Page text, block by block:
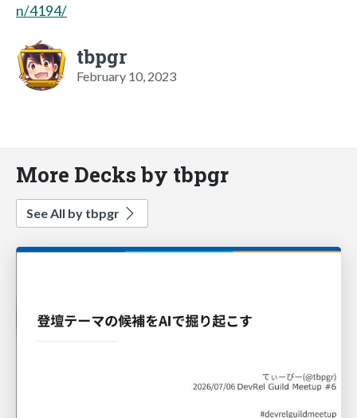
n/4194/
tbpgr
February 10, 2023
More Decks by tbpgr
See All by tbpgr